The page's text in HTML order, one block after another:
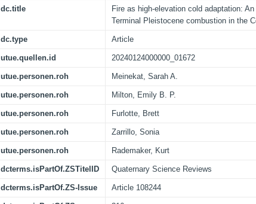
dc.title
Fire as high-elevation cold adaptation:
Terminal Pleistocene combustion in the
dc.type Article
utue.quellen.id 20240124000000_01672
utue.personen.roh Meinekat, Sarah A.
utue.personen.roh Milton, Emily B. P.
utue.personen.roh Furlotte, Brett
utue.personen.roh Zarrillo, Sonia
utue.personen.roh Rademaker, Kurt
dcterms.isPartOf.ZSTitelID Quaternary Science Reviews
dcterms.isPartOf.ZS-Issue Article 108244